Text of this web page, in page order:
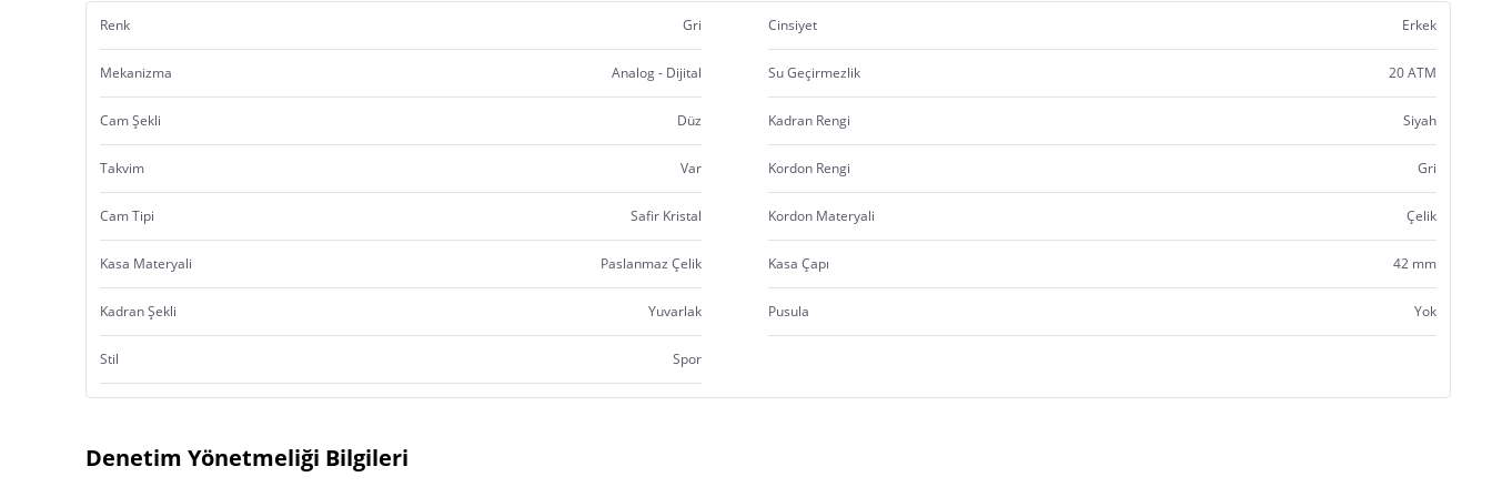
Renk Gri Cinsiyet Erkek
Mekanizma Analog - Dijital Su Geçirmezlik 20 ATM
Cam Şekli Düz Kadran Rengi Siyah
Takvim Var Kordon Rengi Gri
Cam Tipi Safir Kristal Kordon Materyali Çelik
Kasa Materyali Paslanmaz Çelik Kasa Çapı 42 mm
Kadran Şekli Yuvarlak Pusula Yok
Stil Spor
Denetim Yönetmeliği Bilgileri